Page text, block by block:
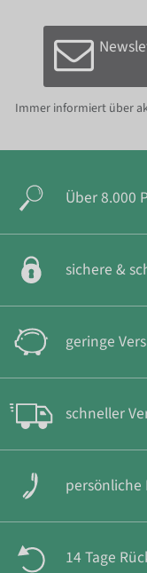
Immer informiert über
Über 8.000
sichere &
geringe
schneller
persönliche
14 Tage